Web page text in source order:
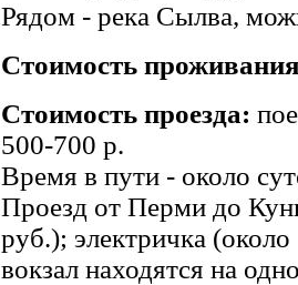
Рядом - река Сылва,
Стоимость
Стоимость проезда:
500-700 р.
Время в пути - около
Проезд от Перми до
руб.); электричка
вокзал находятся на